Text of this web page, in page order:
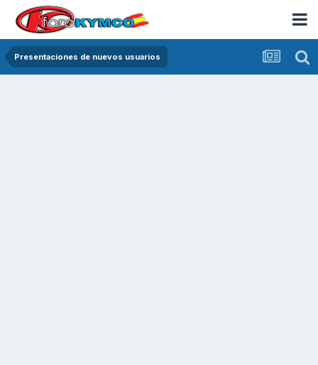
Presentaciones de nuevos usuarios